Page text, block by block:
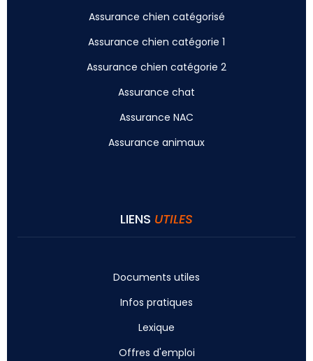
Assurance chien catégorisé
Assurance chien catégorie 1
Assurance chien catégorie 2
Assurance chat
Assurance NAC
Assurance animaux
LIENS UTILES
Documents utiles
Infos pratiques
Lexique
Offres d'emploi